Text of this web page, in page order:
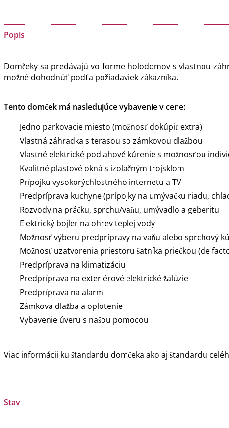
Popis
Domčeky sa predávajú vo forme holodomov s vlastnou
možné dohodnúť podľa požiadaviek zákazníka.
Tento domček má nasledujúce vybavenie v cene:
Jedno parkovacie miesto (možnosť dokúpiť extra)
Vlastná záhradka s terasou so zámkovou dlažbou
Vlastné elektrické podlahové kúrenie s možnosťou
Kvalitné plastové okná s izolačným trojsklom
Prípojku vysokorýchlostného internetu a TV
Predpríprava kuchyne (prípojky na umývačku riadu,
Rozvody na práčku, sprchu/vaňu, umývadlo a geberitu
Elektrický bojler na ohrev teplej vody
Možnosť výberu predprípravy na vaňu alebo sprchový
Možnosť uzatvorenia priestoru šatníka priečkou (de
Predpríprava na klimatizáciu
Predpríprava na exteriérové elektrické žalúzie
Predpríprava na alarm
Zámková dlažba a oplotenie
Vybavenie úveru s našou pomocou
Viac informácii ku štandardu domčeka ako aj štandardu
Stav